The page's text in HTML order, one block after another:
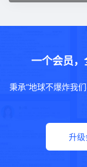
一个会员
秉承“地球不爆炸我
升级